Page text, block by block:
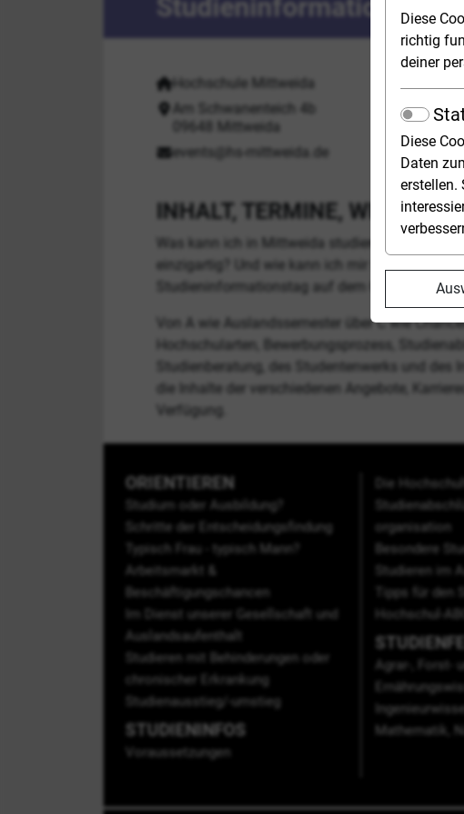
Diese
richtig
deiner
Diese
Daten
erstellen.
Studieninformationstag
Veranstalter:
Hochschule Mittweida
Adresse:
Am Schwanenteich 4b
09648 Mittweida
E-Mail:
events@hs-mittweida.de
INHALT, TERMINE, WEITERE
Was kann ich in Mittweida studieren?
einzigartig? Und wie kann ich mir Leben und
Studieninformationstag auf dem Campus in
Von A wie Auslandssemester über C wie
Hochschularten, Bewerbungsprozess,
Studienberatung, des Studentenwerks und
die Inhalte der verschiedenen Angebote,
Verfügung.
ORIENTIEREN
Studium oder Ausbildung?
Schritte der Entscheidungsfindung
Typisch Frau - typisch Mann?
Arbeitsmarkt &
Beschäftigungschancen
Im Dienst unserer Gesellschaft und
Auslandsaufenthalt
Studieren mit Behinderungen oder
chronischer Erkrankung
Studienausstieg/-umstieg
STUDIENINFOS
Voraussetzungen
Die
organisation
Besondere
Studieren im
Tipps für den
Hochschul-ABC
Agrar-, Forst-
Mathematik,